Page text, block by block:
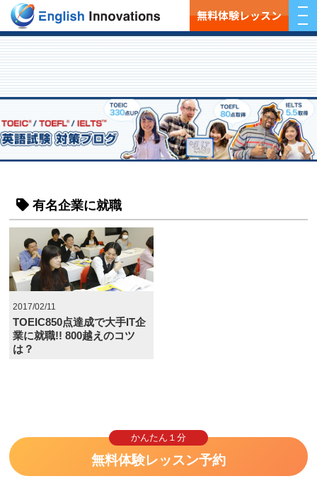
無料体験レッスン
有名企業に就職
2017/02/11
TOEIC850点達成で大手IT企
業に就職!! 800越えのコツ
は？
かんたん１分
無料体験レッスン予約